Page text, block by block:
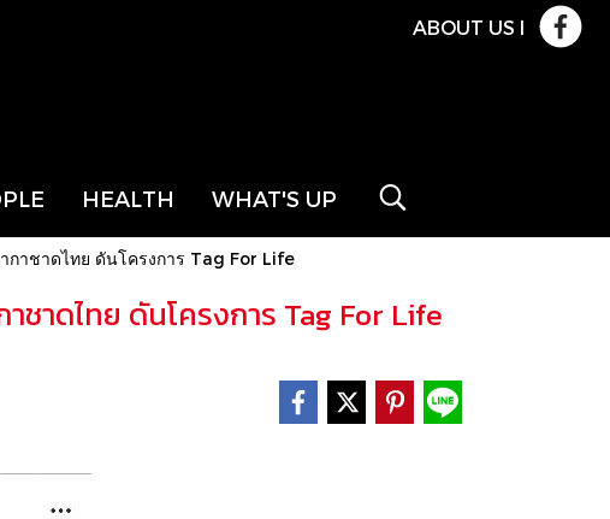
ABOUT US l
HEALTH WHAT'S UP
กาชาดไทย ดันโครงการ Tag For Life
าดไทย ดันโครงการ Tag For Life